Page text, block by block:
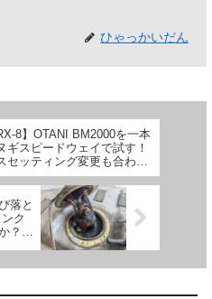
ひゃっかいだん
8】OTANI BM2000を一本
ギスピードウェイで試す！
セッティング変更も合わせ
ィーリングを確認
落と
ク
？試